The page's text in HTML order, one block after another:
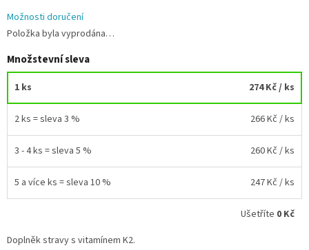
Možnosti doručení
Položka byla vyprodána…
Množstevní sleva
1 ks 274 Kč/ ks
2 ks = sleva 3 % 266 Kč / ks
3 - 4 ks = sleva 5 % 260 Kč / ks
5 a více ks = sleva 10 % 247 Kč / ks
Ušetříte 0 Kč
Doplněk stravy s vitamínem K2.